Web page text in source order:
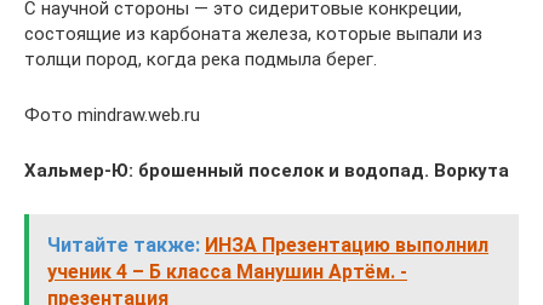
С научной стороны — это сидеритовые конкреции,
состоящие из карбоната железа, которые выпали из
толщи пород, когда река подмыла берег.
Фото mindraw.web.ru
Хальмер-Ю: брошенный поселок и водопад. Воркута
Читайте также: ИНЗА Презентацию выполнил
ученик 4 – Б класса Манушин Артём. -
презентация